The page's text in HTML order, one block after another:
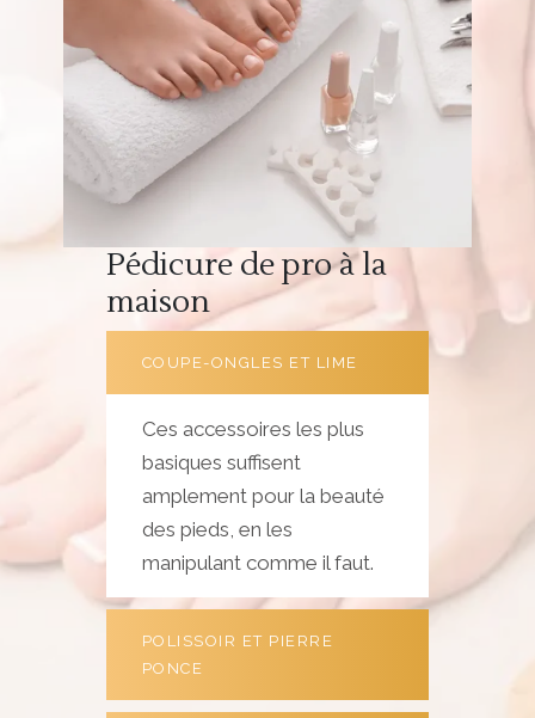
Pédicure de pro à la
maison
COUPE-ONGLES ET LIME
Ces accessoires les plus
basiques suffisent
amplement pour la beauté
des pieds, en les
manipulant comme il faut.
POLISSOIR ET PIERRE
PONCE